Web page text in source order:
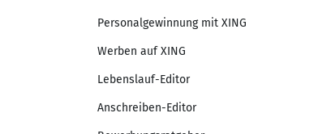
Personalgewinnung mit XING
Werben auf XING
Lebenslauf-Editor
Anschreiben-Editor